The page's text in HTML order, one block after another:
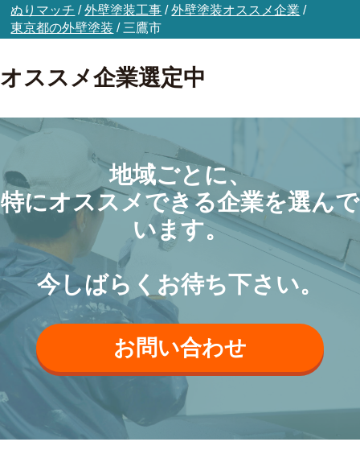
ぬりマッチ /外壁塗装工事 /外壁塗装オススメ企業 /
東京都の外壁塗装 / 三鷹市
オススメ企業選定中
地域ごとに、
特にオススメできる企業を選んで
います。
今しばらくお待ち下さい。
お問い合わせ